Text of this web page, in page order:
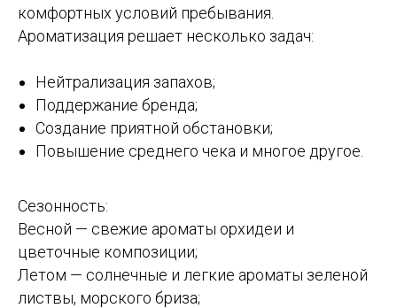
комфортных условий пребывания.
Ароматизация решает несколько задач:
Нейтрализация запахов;
Поддержание бренда;
Создание приятной обстановки;
Повышение среднего чека и многое другое.
Сезонность:
Весной — свежие ароматы орхидеи и
цветочные композиции;
Летом — солнечные и легкие ароматы зеленой
листвы, морского бриза;